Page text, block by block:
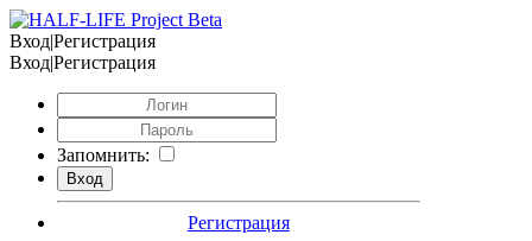
Вход|Регистрация
Вход|Регистрация
Запомнить:
Регистрация